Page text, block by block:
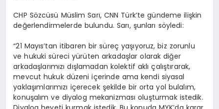
CHP Sözcüsü Müslim Sarı, CNN Türk’te gündeme ilişkin
değerlendirmelerde bulundu. Sarı, şunları söyledi:
“21 Mayıs’tan itibaren bir süreç yaşıyoruz, biz zorunlu
ve hukuki süreci yürüten arkadaşlar olarak diğer
arkadaşlarımızı dışlamadan kolektif aklı çalıştırarak,
mevcut hukuk düzeni içerinde ama kendi siyasal
yaklaşımlarımızı içerecek şekilde bir orta yol bulalım,
konuşalım ve diyalog mekanizması oluşturmak istedik.